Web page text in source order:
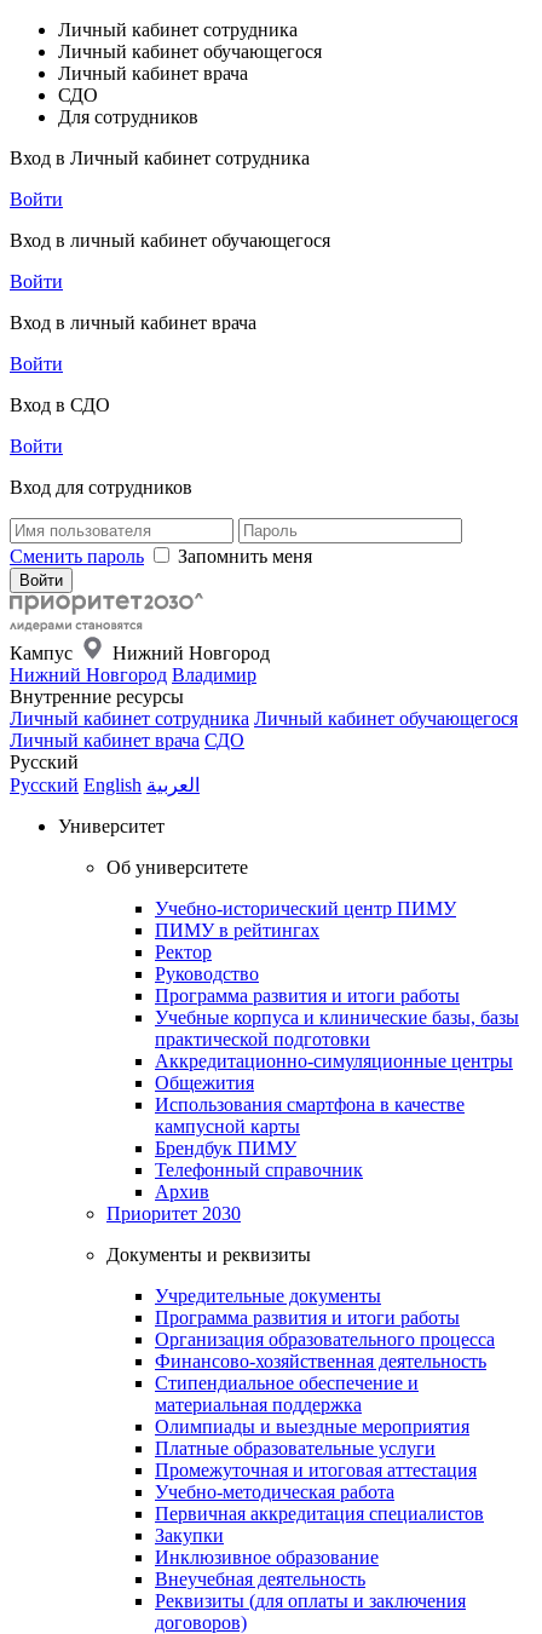
Личный кабинет сотрудника
Личный кабинет обучающегося
Личный кабинет врача
СДО
Для сотрудников
Вход в Личный кабинет сотрудника
Войти
Вход в личный кабинет обучающегося
Войти
Вход в личный кабинет врача
Войти
Вход в СДО
Войти
Вход для сотрудников
Сменить пароль Запомнить меня
Кампус
Нижний Новгород
Нижний Новгород Владимир
Внутренние ресурсы
Личный кабинет сотрудника Личный кабинет обучающегося
Личный кабинет врача СДО
Русский
Русский English العربية
Университет
Об университете
Учебно-исторический центр ПИМУ
ПИМУ в рейтингах
Ректор
Руководство
Программа развития и итоги работы
Учебные корпуса и клинические базы, базы
практической подготовки
Аккредитационно-симуляционные центры
Общежития
Использования смартфона в качестве
кампусной карты
Брендбук ПИМУ
Телефонный справочник
Архив
Приоритет 2030
Документы и реквизиты
Учредительные документы
Программа развития и итоги работы
Организация образовательного процесса
Финансово-хозяйственная деятельность
Стипендиальное обеспечение и
материальная поддержка
Олимпиады и выездные мероприятия
Платные образовательные услуги
Промежуточная и итоговая аттестация
Учебно-методическая работа
Первичная аккредитация специалистов
Закупки
Инклюзивное образование
Внеучебная деятельность
Реквизиты (для оплаты и заключения
договоров)